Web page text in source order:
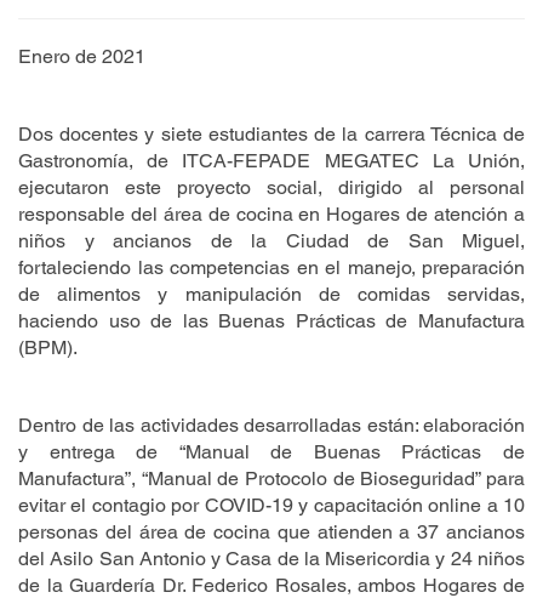
Enero de 2021
Dos docentes y siete estudiantes de la carrera Técnica de
Gastronomía, de ITCA-FEPADE MEGATEC La Unión,
ejecutaron este proyecto social, dirigido al personal
responsable del área de cocina en Hogares de atención a
niños y ancianos de la Ciudad de San Miguel,
fortaleciendo las competencias en el manejo, preparación
de alimentos y manipulación de comidas servidas,
haciendo uso de las Buenas Prácticas de Manufactura
(BPM).
Dentro de las actividades desarrolladas están: elaboración
y entrega de “Manual de Buenas Prácticas de
Manufactura”, “Manual de Protocolo de Bioseguridad” para
evitar el contagio por COVID-19 y capacitación online a 10
personas del área de cocina que atienden a 37 ancianos
del Asilo San Antonio y Casa de la Misericordia y 24 niños
de la Guardería Dr. Federico Rosales, ambos Hogares de